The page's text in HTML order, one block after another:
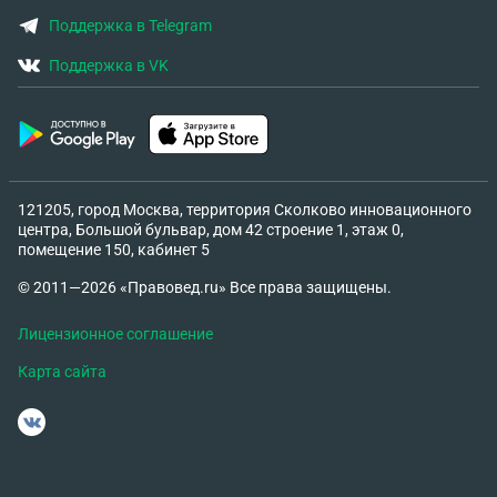
Поддержка в Telegram
Поддержка в VK
121205, город Москва, территория Сколково инновационного
центра, Большой бульвар, дом 42 строение 1, этаж 0,
помещение 150, кабинет 5
© 2011—2026 «Правовед.ru» Все права защищены.
Лицензионное соглашение
Карта сайта